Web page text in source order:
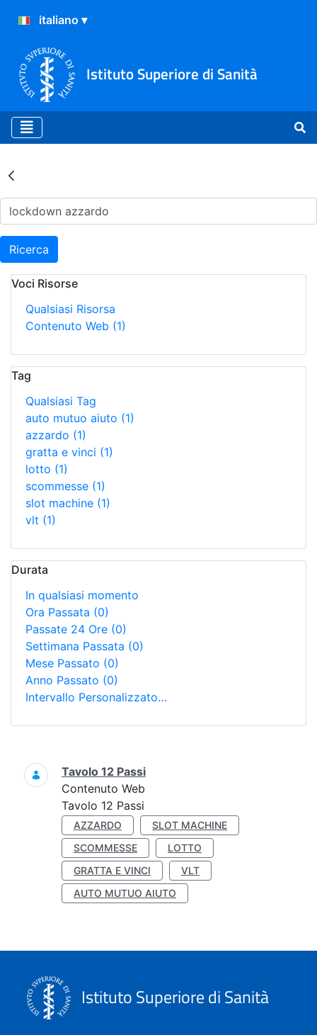
Istituto Superiore di Sanità
Risultati della Ricerca -
Ricerca
Voci Risorse
Qualsiasi Risorsa
Contenuto Web (1)
Tag
Qualsiasi Tag
auto mutuo aiuto (1)
azzardo (1)
gratta e vinci (1)
lotto (1)
scommesse (1)
slot machine (1)
vlt (1)
Durata
In qualsiasi momento
Ora Passata (0)
Passate 24 Ore (0)
Settimana Passata (0)
Mese Passato (0)
Anno Passato (0)
Intervallo Personalizzato…
Ricerca
Tavolo 12 Passi
Contenuto Web
Tavolo 12 Passi
AZZARDO
SLOT MACHINE
SCOMMESSE
LOTTO
GRATTA E VINCI
VLT
AUTO MUTUO AIUTO
Istituto Superiore di Sanità